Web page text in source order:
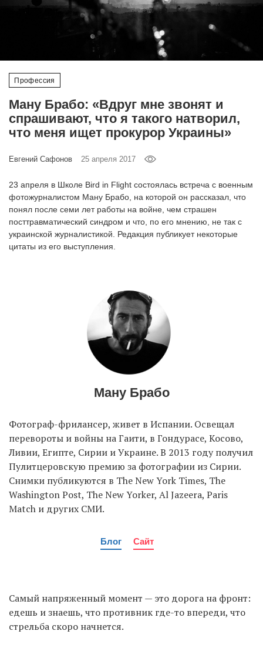
Профессия
Ману Брабо: «Вдруг мне звонят и
спрашивают, что я такого натворил,
что меня ищет прокурор Украины»
Евгений Сафонов 25 апреля 2017
23 апреля в Школе Bird in Flight состоялась встреча с военным
фотожурналистом Ману Брабо, на которой он рассказал, что
понял после семи лет работы на войне, чем страшен
посттравматический синдром и что, по его мнению, не так с
украинской журналистикой. Редакция публикует некоторые
цитаты из его выступления.
Ману Брабо
Фотограф-фрилансер, живет в Испании. Освещал
перевороты и войны на Гаити, в Гондурасе, Косово,
Ливии, Египте, Сирии и Украине. В 2013 году получил
Пулитцеровскую премию за фотографии из Сирии.
Снимки публикуются в The New York Times, The
Washington Post, The New Yorker, Al Jazeera, Paris
Match и других СМИ.
Блог Сайт
Самый напряженный момент — это дорога на фронт:
едешь и знаешь, что противник где-то впереди, что
стрельба скоро начнется.